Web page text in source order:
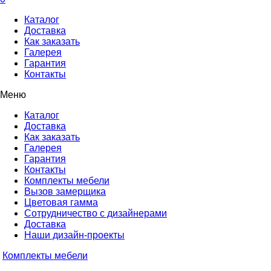
Каталог
Доставка
Как заказать
Галерея
Гарантия
Контакты
Меню
Каталог
Доставка
Как заказать
Галерея
Гарантия
Контакты
Комплекты мебели
Вызов замерщика
Цветовая гамма
Сотрудничество с дизайнерами
Доставка
Наши дизайн-проекты
Комплекты мебели